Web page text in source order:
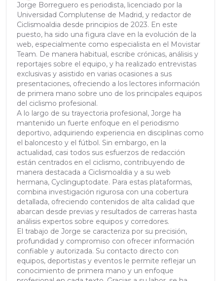
Jorge Borreguero es periodista, licenciado por la
Universidad Complutense de Madrid, y redactor de
Ciclismoaldia desde principios de 2023. En este
puesto, ha sido una figura clave en la evolución de la
web, especialmente como especialista en el Movistar
Team. De manera habitual, escribe crónicas, análisis y
reportajes sobre el equipo, y ha realizado entrevistas
exclusivas y asistido en varias ocasiones a sus
presentaciones, ofreciendo a los lectores información
de primera mano sobre uno de los principales equipos
del ciclismo profesional.
A lo largo de su trayectoria profesional, Jorge ha
mantenido un fuerte enfoque en el periodismo
deportivo, adquiriendo experiencia en disciplinas como
el baloncesto y el fútbol. Sin embargo, en la
actualidad, casi todos sus esfuerzos de redacción
están centrados en el ciclismo, contribuyendo de
manera destacada a Ciclismoaldia y a su web
hermana, Cyclinguptodate. Para estas plataformas,
combina investigación rigurosa con una cobertura
detallada, ofreciendo contenidos de alta calidad que
abarcan desde previas y resultados de carreras hasta
análisis expertos sobre equipos y corredores.
El trabajo de Jorge se caracteriza por su precisión,
profundidad y compromiso con ofrecer información
confiable y autorizada. Su contacto directo con
equipos, deportistas y eventos le permite reflejar un
conocimiento de primera mano y un enfoque